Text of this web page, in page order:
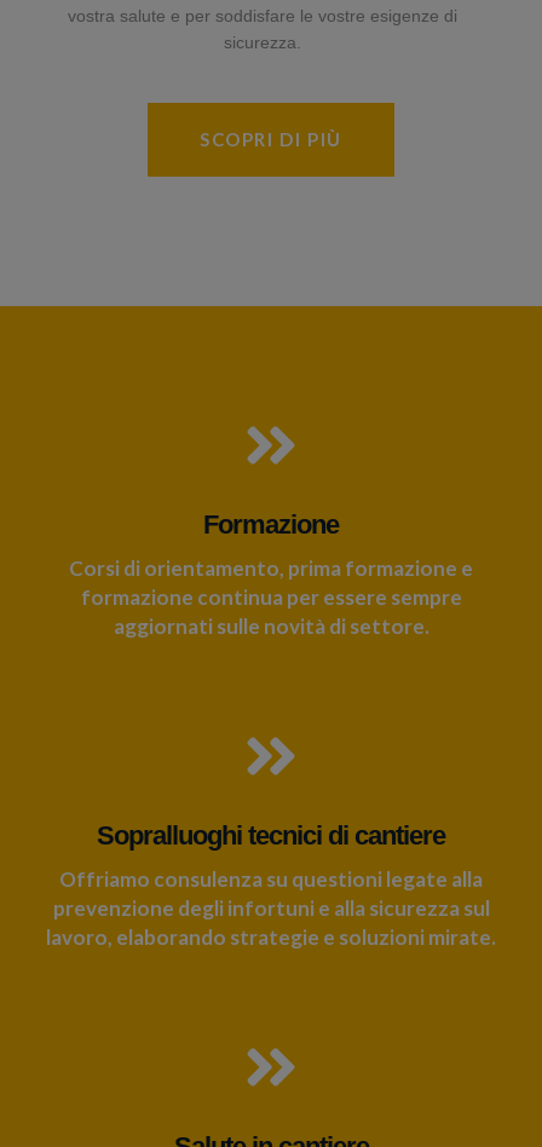
vostra salute e per soddisfare le vostre esigenze di
sicurezza.
SCOPRI DI PIÙ
Formazione
Corsi di orientamento, prima formazione e
formazione continua per essere sempre
aggiornati sulle novità di settore.
Sopralluoghi tecnici di cantiere
Offriamo consulenza su questioni legate alla
prevenzione degli infortuni e alla sicurezza sul
lavoro, elaborando strategie e soluzioni mirate.